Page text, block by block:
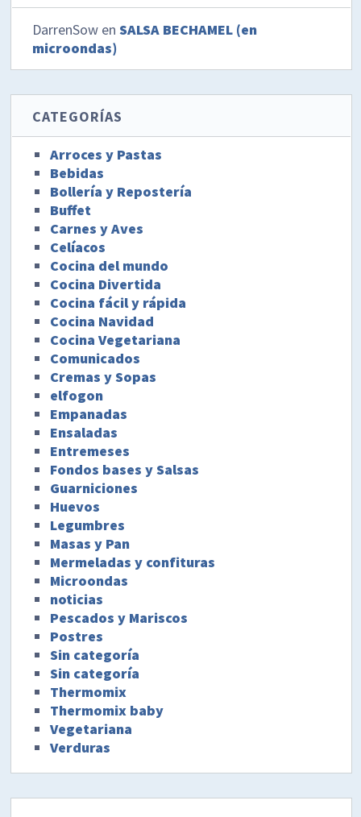
DarrenSow enSALSA BECHAMEL (en
microondas)
CATEGORÍAS
Arroces y Pastas
Bebidas
Bollería y Repostería
Buffet
Carnes y Aves
Celíacos
Cocina del mundo
Cocina Divertida
Cocina fácil y rápida
Cocina Navidad
Cocina Vegetariana
Comunicados
Cremas y Sopas
elfogon
Empanadas
Ensaladas
Entremeses
Fondos bases y Salsas
Guarniciones
Huevos
Legumbres
Masas y Pan
Mermeladas y confituras
Microondas
noticias
Pescados y Mariscos
Postres
Sin categoría
Sin categoría
Thermomix
Thermomix baby
Vegetariana
Verduras